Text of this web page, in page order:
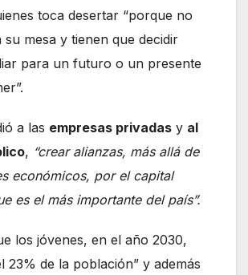
toca desertar “porque no
su mesa y tienen que decidir
para un futuro o un presente
a las empresas privadas y al
, “crear alianzas, más allá de
económicos, por el capital
es el más importante del país”.
los jóvenes, en el año 2030,
23% de la población” y además